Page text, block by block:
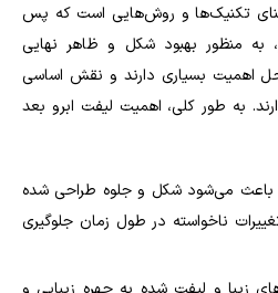
تکنیک‌ها و روش‌هایی است که پس
به منظور بهبود شکل و ظاهر نهایی
اهمیت بسیاری دارند و نقش اساسی
به طور کلی، اهمیت لیفت ابرو بعد
باعث می‌شود شکل و جلوه طراحی شده
ناخواسته در طول زمان جلوگیری